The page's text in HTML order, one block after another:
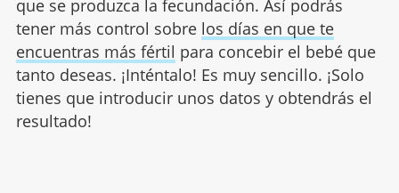
que se produzca la fecundación. Así podrás
tener más control sobre los días en que te
encuentras más fértil para concebir el bebé que
tanto deseas. ¡Inténtalo! Es muy sencillo. ¡Solo
tienes que introducir unos datos y obtendrás el
resultado!